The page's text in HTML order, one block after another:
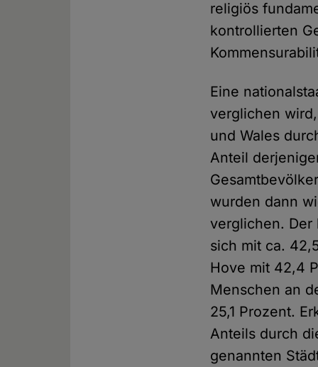
religiös
kontrollierten
Eine
verglichen
und Wales
Anteil
wurden dann
verglichen. Der
sich mit ca.
Hove mit 42,4
Menschen an
25,1 Prozent.
Anteils durch
genannten